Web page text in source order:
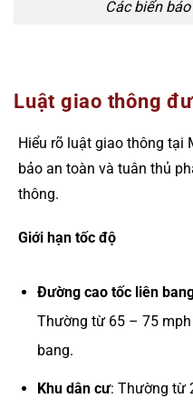
Các biển
Luật giao thông
Hiểu rõ luật giao thông tại
bảo an toàn và tuân thủ
thông.
Giới hạn tốc độ
Đường cao tốc liên
Thường từ 65 – 75
bang.
Khu dân cư: Thường từ